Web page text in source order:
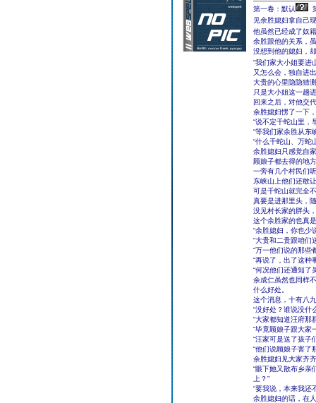
第一卷：默认
见余胜媳妇拿自己
他虽然已经成了奴
余胜跟他的关系，
没想到他的媳妇，
“我们家大小姐要进
又怎么会，独自进
大贵的心里隐隐猜
只是大小姐这一趟
回来之后，对他交
余胜媳妇愣了一下
“说不定千蛇山里，
“等我们家余胜从东
“什么千蛇山、万蛇
余胜媳妇只感觉自
顾娘子都去得的地
一旁有几个村民们
东峡山上他们还敢
可是千蛇山就完全
真要是进那里头，
没见村长家的胖头
这个余胜家的也真
“余胜媳妇，你也少
“大贵和二贵跟咱们
“万一他们说的那些
“再说了，出了这种
“何况他们还通知了
余成仁虽然也同样
什么好处。
这个消息，十有八
“没好处？谁说没什
“大家都知道汪府那
“毕竟顾娘子跟大家
“汪家可是送了孩子
“他们说顾娘子害了
余胜媳妇见大家齐
“眼下她又散布乡亲
上？”
“要我说，本来我还
余胜媳妇的话，在